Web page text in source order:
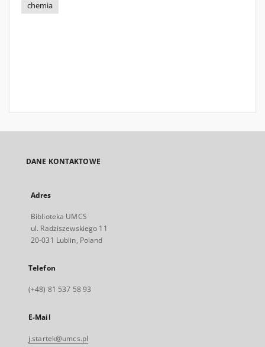
chemia
DANE KONTAKTOWE
Adres
Biblioteka UMCS
ul. Radziszewskiego 11
20-031 Lublin, Poland
Telefon
(+48) 81 537 58 93
E-Mail
j.startek@umcs.pl